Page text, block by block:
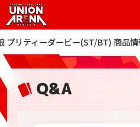
ービー(ST/BT) 商品情報を公開！